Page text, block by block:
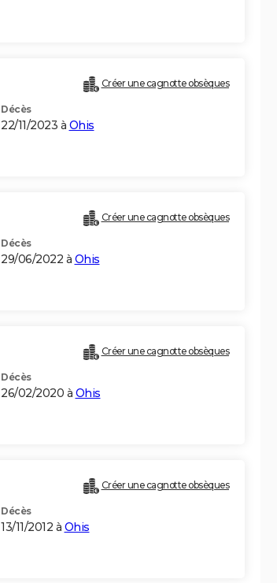
Créer une cagnotte obsèques
Décès
22/11/2023 à Ohis
Créer une cagnotte obsèques
Décès
29/06/2022 à Ohis
Créer une cagnotte obsèques
Décès
26/02/2020 à Ohis
Créer une cagnotte obsèques
Décès
13/11/2012 à Ohis